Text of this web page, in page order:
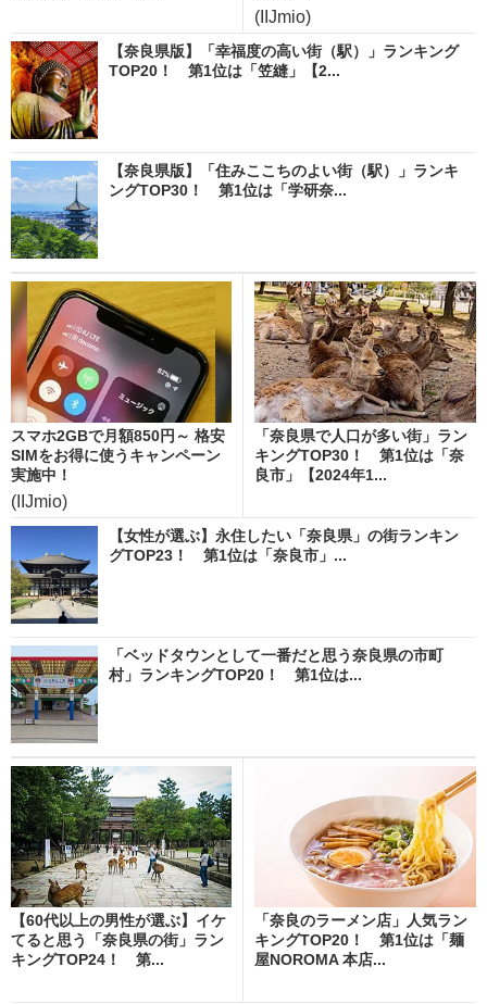
(IIJmio)
【奈良県版】「幸福度の高い街（駅）」ランキング
TOP20！ 第1位は「笠縫」【2...
【奈良県版】「住みここちのよい街（駅）」ランキ
ングTOP30！ 第1位は「学研奈...
スマホ2GBで月額850円～ 格安
SIMをお得に使うキャンペーン
実施中！
(IIJmio)
「奈良県で人口が多い街」ラン
キングTOP30！ 第1位は「奈
良市」【2024年1...
【女性が選ぶ】永住したい「奈良県」の街ランキン
グTOP23！ 第1位は「奈良市」...
「ベッドタウンとして一番だと思う奈良県の市町
村」ランキングTOP20！ 第1位は...
【60代以上の男性が選ぶ】イケ
てると思う「奈良県の街」ラン
キングTOP24！ 第...
「奈良のラーメン店」人気ラン
キングTOP20！ 第1位は「麺
屋NOROMA 本店...